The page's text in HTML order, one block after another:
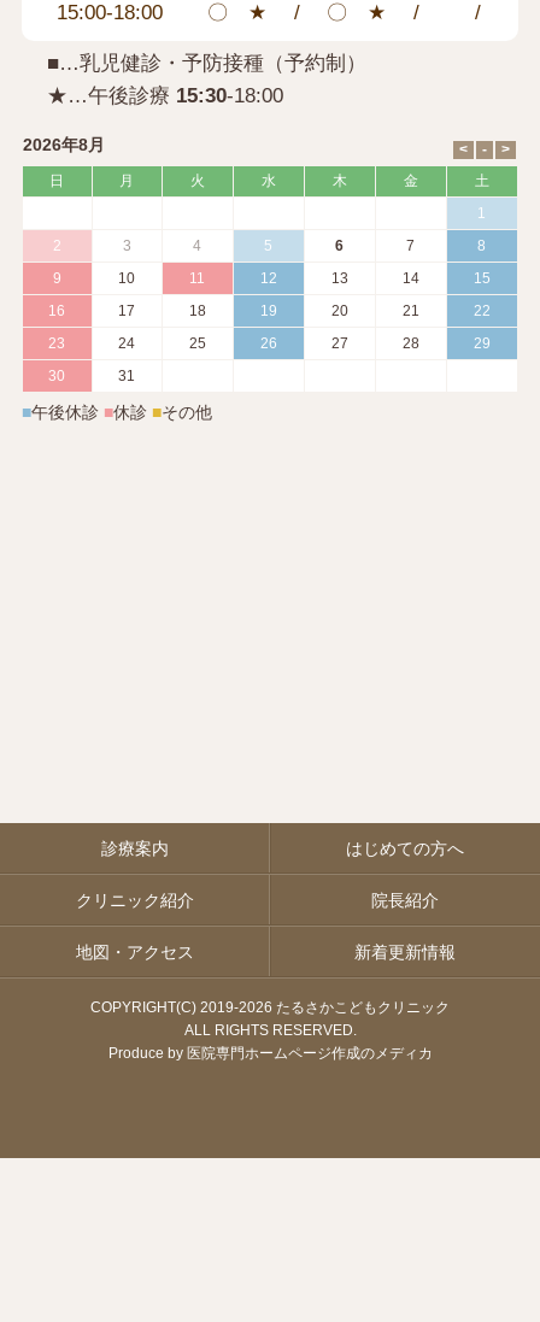
15:00-18:00 〇 ★ / 〇 ★ / /
■…乳児健診・予防接種（予約制）
★…午後診療 15:30-18:00
2026年8月
日 月 火 水 木 金
土
1
2
3 4 5 6 7
8
9
10 11 12 13 14
15
16
17 18 19 20 21
22
23
24 25 26 27 28
29
30
31
■午後休診 ■休診 ■その他
診療案内 はじめての方へ
クリニック紹介 院長紹介
地図・アクセス 新着更新情報
COPYRIGHT(C) 2019-2026 たるさかこどもクリニック
ALL RIGHTS RESERVED.
Produce by 医院専門ホームページ作成のメディカ